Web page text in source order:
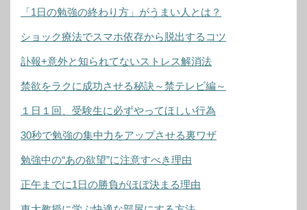
「1日の勉強の終わり方」がうまい人とは？
ショック療法でスマホ依存から脱出するコツ
訃報+意外と知られてないストレス解消法
禁欲をラクに成功させる秘訣～禁テレビ編～
１日１回、受験生に必ずやってほしい行為
30秒で勉強の集中力をアップさせる裏ワザ
勉強中の“あの欲望”に注意すべき理由
正午までに1日の勝負がほぼ決まる理由